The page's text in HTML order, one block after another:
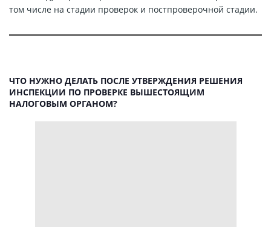
том числе на стадии проверок и постпроверочной стадии.
ЧТО НУЖНО ДЕЛАТЬ ПОСЛЕ УТВЕРЖДЕНИЯ РЕШЕНИЯ
ИНСПЕКЦИИ ПО ПРОВЕРКЕ ВЫШЕСТОЯЩИМ
НАЛОГОВЫМ ОРГАНОМ?